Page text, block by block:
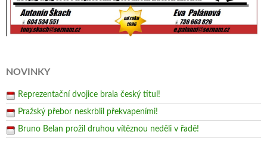
NOVINKY
Reprezentační dvojice brala český titul!
Pražský přebor neskrblil překvapeními!
Bruno Belan prožil druhou vítěznou neděli v řadě!